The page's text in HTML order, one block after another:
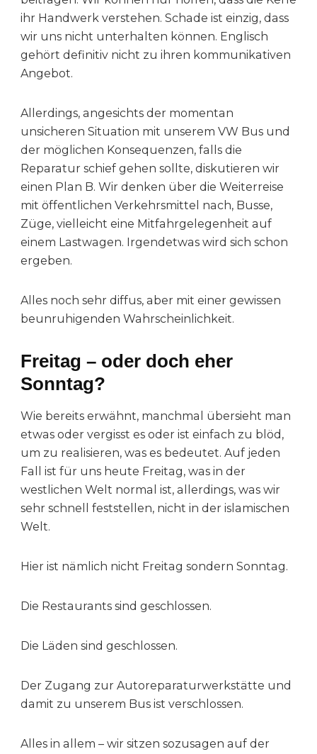
ihr Handwerk verstehen. Schade ist einzig, dass
wir uns nicht unterhalten können. Englisch
gehört definitiv nicht zu ihren kommunikativen
Angebot.
Allerdings, angesichts der momentan
unsicheren Situation mit unserem VW Bus und
der möglichen Konsequenzen, falls die
Reparatur schief gehen sollte, diskutieren wir
einen Plan B. Wir denken über die Weiterreise
mit öffentlichen Verkehrsmittel nach, Busse,
Züge, vielleicht eine Mitfahrgelegenheit auf
einem Lastwagen. Irgendetwas wird sich schon
ergeben.
Alles noch sehr diffus, aber mit einer gewissen
beunruhigenden Wahrscheinlichkeit.
Freitag – oder doch eher
Sonntag?
Wie bereits erwähnt, manchmal übersieht man
etwas oder vergisst es oder ist einfach zu blöd,
um zu realisieren, was es bedeutet. Auf jeden
Fall ist für uns heute Freitag, was in der
westlichen Welt normal ist, allerdings, was wir
sehr schnell feststellen, nicht in der islamischen
Welt.
Hier ist nämlich nicht Freitag sondern Sonntag.
Die Restaurants sind geschlossen.
Die Läden sind geschlossen.
Der Zugang zur Autoreparaturwerkstätte und
damit zu unserem Bus ist verschlossen.
Alles in allem – wir sitzen sozusagen auf der